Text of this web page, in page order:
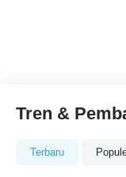
Tren &
Terbaru